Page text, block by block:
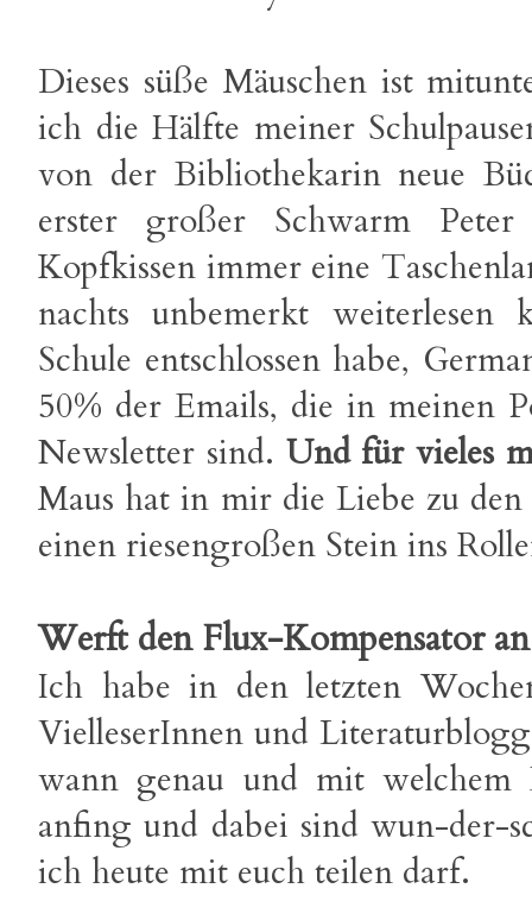
Dieses süße Mäuschen ist
ich die Hälfte meiner
von der Bibliothekarin neue
erster großer Schwarm
Kopfkissen immer eine
nachts unbemerkt
Schule entschlossen habe,
50% der Emails, die in meinen
Newsletter sind. Und für vieles
Maus hat in mir die Liebe zu
einen riesengroßen Stein ins
Werft den Flux-Kompensator
Ich habe in den letzten
VielleserInnen und
wann genau und mit welchem
anfing und dabei sind wun-der-
ich heute mit euch teilen darf.